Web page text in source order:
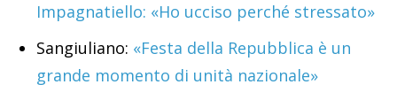
Impagnatiello: «Ho ucciso perché stressato»
Sangiuliano: «Festa della Repubblica è un
grande momento di unità nazionale»